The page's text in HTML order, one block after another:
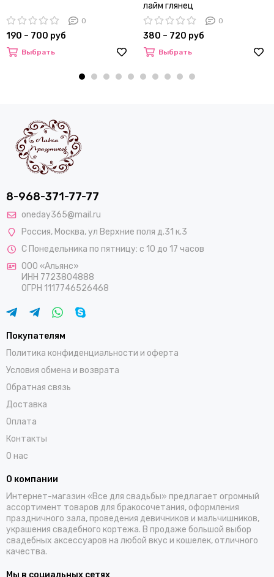
0
190 – 700 руб
Выбрать
лайм глянец
0
380 – 720 руб
Выбрать
8-968-371-77-77
oneday365@mail.ru
Россия, Москва,ул Верхние поля д.31 к.3
С Понедельника по пятницу: с 10 до 17 часов
ООО «Альянс»
ИНН 7723804888
ОГРН 1117746526468
Покупателям
Политика конфиденциальности и оферта
Условия обмена и возврата
Обратная связь
Доставка
Оплата
Контакты
О нас
О компании
Интернет-магазин «Все для свадьбы» предлагает огромный
ассортимент товаров для бракосочетания, оформления
праздничного зала, проведения девичников и мальчишников,
украшения свадебного кортежа. В продаже большой выбор
свадебных аксессуаров на любой вкус и кошелек, отличного
качества.